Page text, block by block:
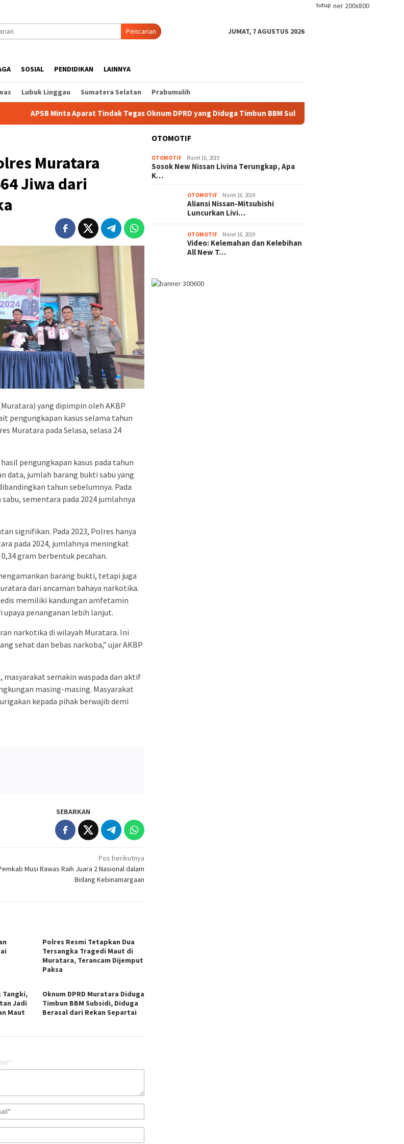
tutup
Pencarian JUMAT, 7 AGUSTUS 2026
SOSIAL PENDIDIKAN LAINNYA
Lubuk Linggau Sumatera Selatan Prabumulih
APSB Minta Aparat Tindak Tegas Oknum DPRD yang Diduga Timbun BBM Subsidi
Muratara
Jiwa dari
yang dipimpin oleh AKBP
pengungkapan kasus selama tahun
Muratara pada Selasa, selasa 24
pengungkapan kasus pada tahun
data, jumlah barang bukti sabu yang
tahun sebelumnya. Pada
sementara pada 2024 jumlahnya
signifikan. Pada 2023, Polres hanya
pada 2024, jumlahnya meningkat
gram berbentuk pecahan.
barang bukti, tetapi juga
dari ancaman bahaya narkotika.
memiliki kandungan amfetamin
penanganan lebih lanjut.
narkotika di wilayah Muratara. Ini
sehat dan bebas narkoba,” ujar AKBP
semakin waspada dan aktif
masing-masing. Masyarakat
kepada pihak berwajib demi
SEBARKAN
Pos berikutnya
Musi Rawas Raih Juara 2 Nasional dalam
Bidang Kebinamargaan
Polres Resmi Tetapkan Dua
Tersangka Tragedi Maut di
Muratara, Terancam Dijemput
Paksa
Tangki,
Jadi
Maut
Oknum DPRD Muratara Diduga
Timbun BBM Subsidi, Diduga
Berasal dari Rekan Separtai
*
OTOMOTIF
OTOMOTIF Maret 16, 2019
Sosok New Nissan Livina Terungkap, Apa
K…
OTOMOTIF Maret 16, 2019
Aliansi Nissan-Mitsubishi
Luncurkan Livi…
OTOMOTIF Maret 16, 2019
Video: Kelemahan dan Kelebihan
All New T…